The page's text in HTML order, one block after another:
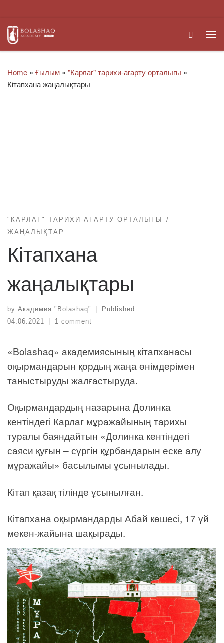
Search
Home » Ғылым » "Карлаг" тарихи-ағарту орталығы »
Кітапхана жаңалықтары
"КАРЛАГ" ТАРИХИ-АҒАРТУ ОРТАЛЫҒЫ
ЖАҢАЛЫҚТАР
Кітапхана
жаңалықтары
by Академия "Bolashaq"
Published
04.06.2021
1 comment
«Bolashaq» академиясының кітапханасы
оқырмандарын қордың жаңа өнімдерімен
таныстыруды жалғастыруда.
Оқырмандардың назарына Долинка
кентіндегі Карлаг мұражайының тарихы
туралы баяндайтын «Долинка кентіндегі
саяси қуғын – сүргін құрбандарын еске алу
мұражайы» басылымы ұсынылады.
Кітап қазақ тілінде ұсынылған.
Кітапхана оқырмандарды Абай көшесі, 17 үй
мекен-жайына шақырады.